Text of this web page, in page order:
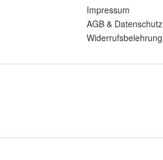
Impressum
AGB & Datenschutz
Widerrufsbelehrung